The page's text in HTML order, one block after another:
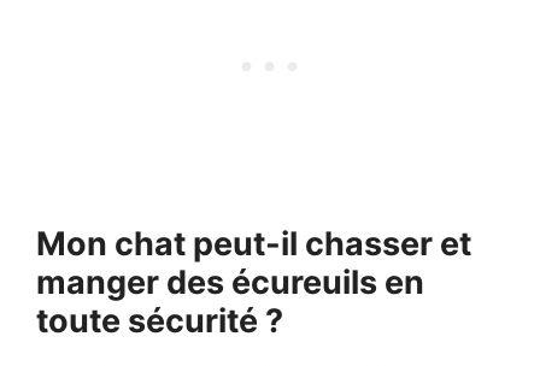
Mon chat peut-il chasser et
manger des écureuils en
toute sécurité ?